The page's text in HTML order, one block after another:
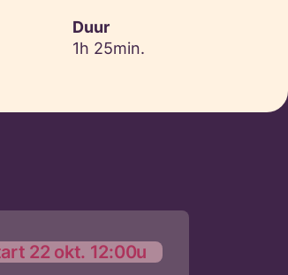
Duur
1h 25min.
22 okt. 12:00u